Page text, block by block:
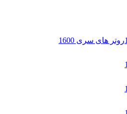
روتر های سری 1600